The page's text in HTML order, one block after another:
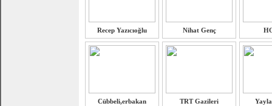
Recep Yazıcıoğlu Nihat Genç
Cübbeli,erbakan
TRT Gazileri